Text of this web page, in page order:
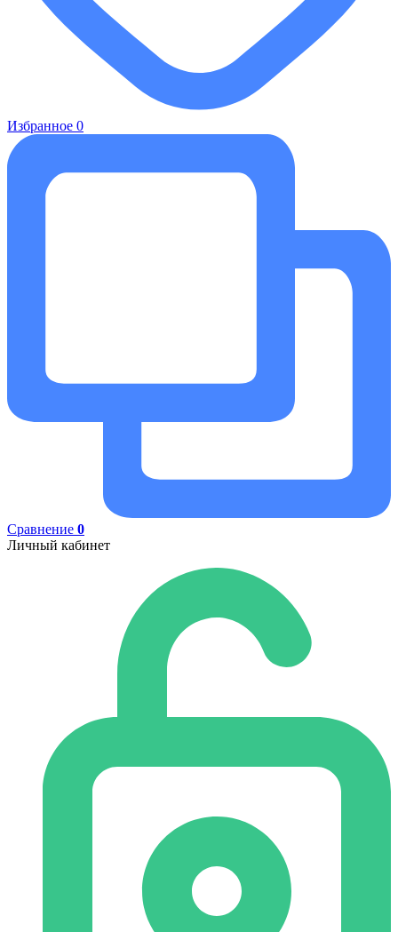
Избранное 0
Сравнение 0
Личный кабинет